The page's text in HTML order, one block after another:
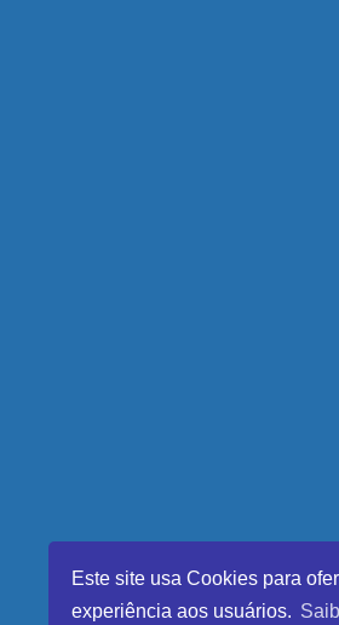
Este site usa Cookies para
experiência aos usuários.